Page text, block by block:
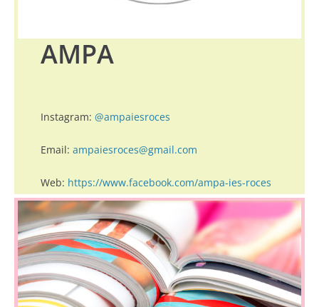
AMPA
Instagram: @ampaiesroces
Email: ampaiesroces@gmail.com
Web: https://www.facebook.com/ampa-ies-roces